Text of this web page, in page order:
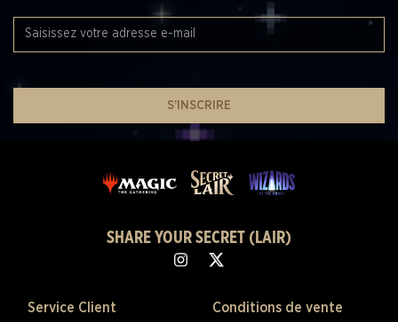
S’INSCRIRE
SHARE YOUR SECRET (LAIR)
Service Client Conditions de vente